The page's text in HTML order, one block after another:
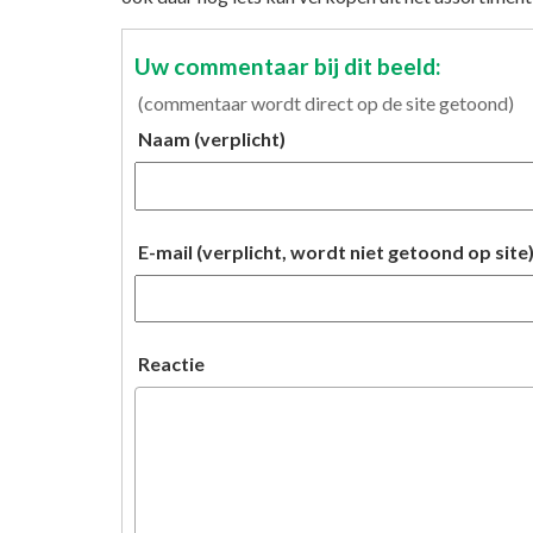
Uw commentaar bij dit beeld:
(commentaar wordt direct op de site getoond)
Naam (verplicht)
E-mail (verplicht, wordt niet getoond op site)
Reactie